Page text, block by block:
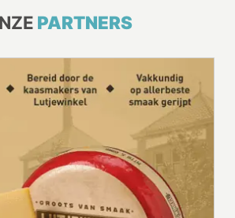
PARTNERS